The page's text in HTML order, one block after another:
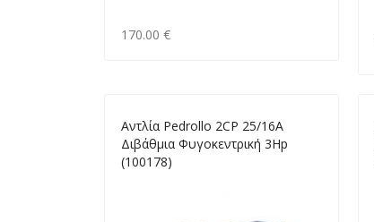
170.00 €
Αντλία Pedrollo 2CP 25/16A
Διβάθμια Φυγοκεντρική 3Hp
(100178)